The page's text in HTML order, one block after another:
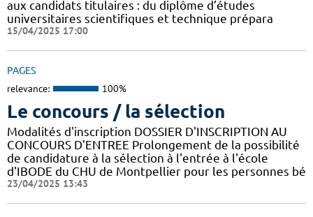
aux candidats titulaires : du diplôme d’études
universitaires scientifiques et technique prépara
15/04/2025 17:00
PAGES
relevance: 100%
Le concours / la sélection
Modalités d'inscription DOSSIER D'INSCRIPTION AU
CONCOURS D'ENTREE Prolongement de la possibilité
de candidature à la sélection à l'entrée à l'école
d'IBODE du CHU de Montpellier pour les personnes bé
23/04/2025 13:43